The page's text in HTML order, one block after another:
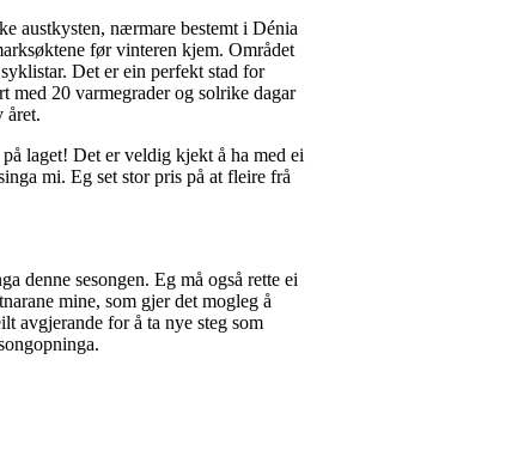
austkysten, nærmare bestemt i Dénia
før vinteren kjem. Området
Det er ein perfekt stad for
20 varmegrader og solrike dagar
året.
laget! Det er veldig kjekt å ha med ei
mi. Eg set stor pris på at fleire frå
denne sesongen. Eg må også rette ei
mine, som gjer det mogleg å
avgjerande for å ta nye steg som